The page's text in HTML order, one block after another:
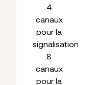
4
canaux
pour la
signalisation
8
canaux
pour la